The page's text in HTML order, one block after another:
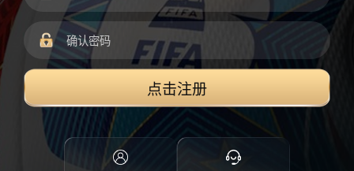
点击注册